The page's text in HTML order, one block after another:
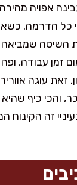
אפויה
כל הדרמה.
השיטה
זמן עבודה,
זאת עוגה
והכי כיף שהיא
זה הקינוח